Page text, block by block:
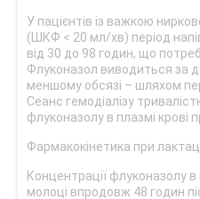
У пацієнтів із важкою
(ШКФ < 20 мл/хв) період
від 30 до 98 годин, що
Флуконазол виводиться за
меншому обсязі – шляхом
Сеанс гемодіалізу
флуконазолу в плазмі крові
Фармакокінетика при
Концентрації флуконазолу
молоці впродовж 48 годин